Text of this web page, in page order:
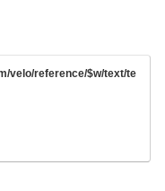
velo/reference/$w/text/te